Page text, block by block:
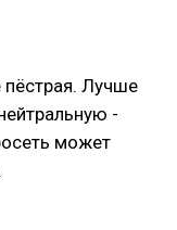
пёстрая. Лучше
-
может